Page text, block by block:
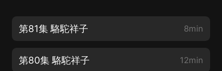
第81集 駱駝祥子 8min
第80集 駱駝祥子 12min